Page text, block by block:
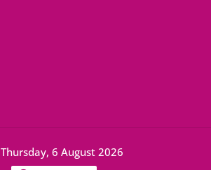
Thursday, 6 August 2026